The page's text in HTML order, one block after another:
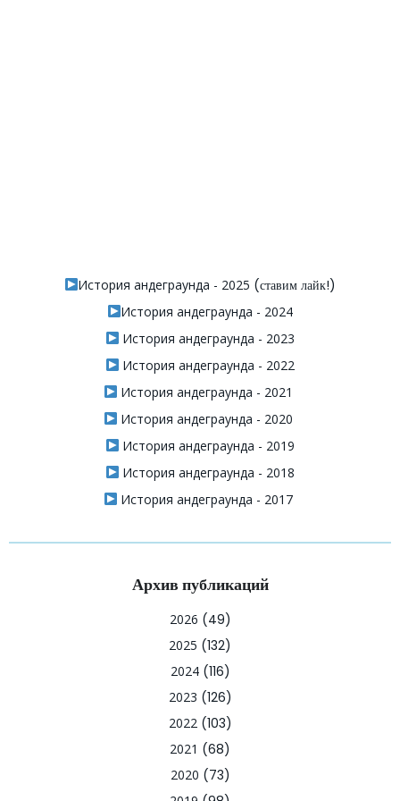
История андеграунда - 2025 (ставим лайк!)
История андеграунда - 2024
История андеграунда - 2023
История андеграунда - 2022
История андеграунда - 2021
История андеграунда - 2020
История андеграунда - 2019
История андеграунда - 2018
История андеграунда - 2017
Архив публикаций
2026 (49)
2025 (132)
2024(116)
2023 (126)
2022(103)
2021 (68)
2020 (73)